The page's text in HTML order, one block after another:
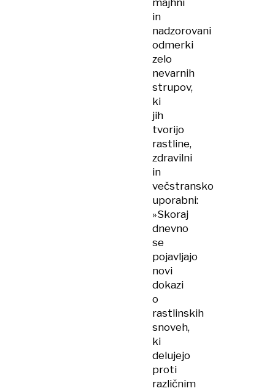
majhni
in
nadzorovani
odmerki
zelo
nevarnih
strupov,
ki
jih
tvorijo
rastline,
zdravilni
in
večstransko
uporabni:
»Skoraj
dnevno
se
pojavljajo
novi
dokazi
o
rastlinskih
snoveh,
ki
delujejo
proti
različnim